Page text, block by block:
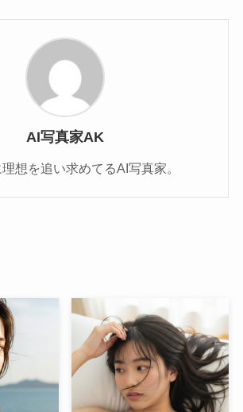
AI写真家AK
想を追い求めてるAI写真家。